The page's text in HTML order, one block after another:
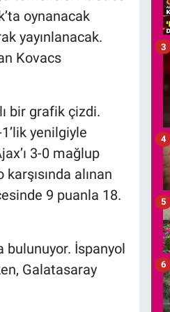
oynanacak
yayınlanacak.
Kovacs
bir grafik çizdi.
yenilgiyle
3-0 mağlup
alınan
9 puanla 18.
bulunuyor. İspanyol
Galatasaray
3
4
5
6